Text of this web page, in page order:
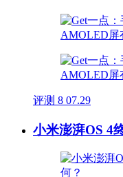
评测 8 07.29
小米澎湃OS 4